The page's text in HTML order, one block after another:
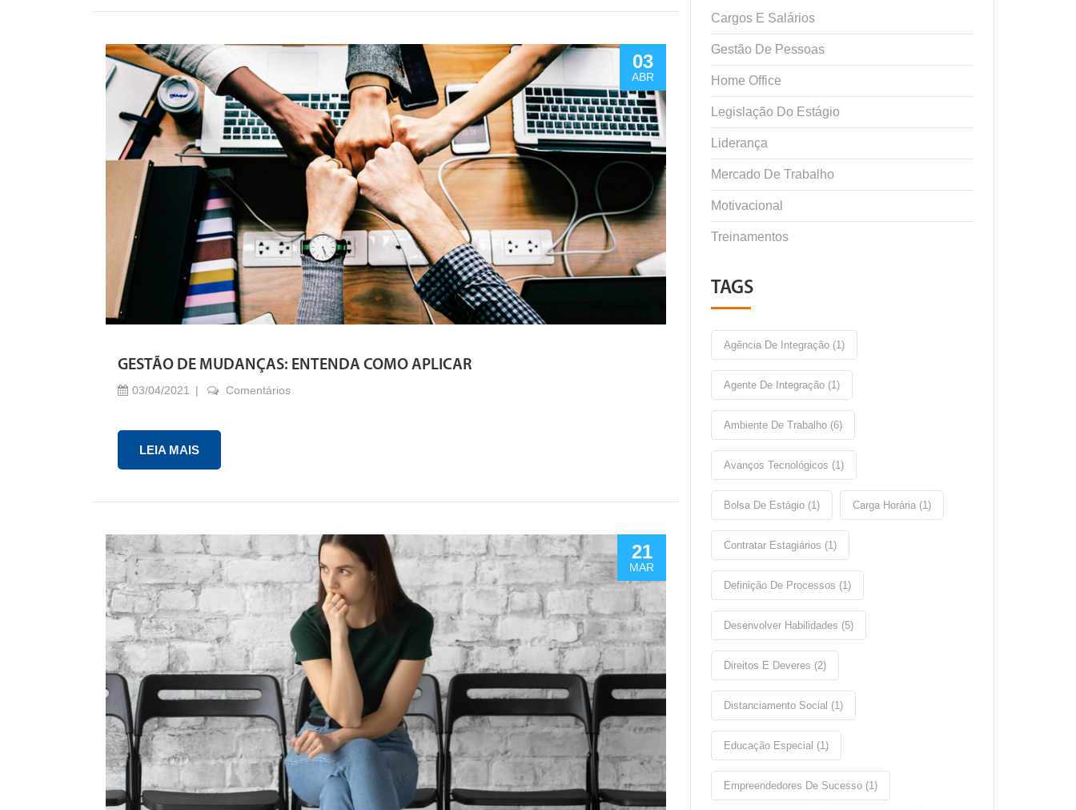
03
ABR
GESTÃO DE MUDANÇAS: ENTENDA COMO APLICAR
03/04/2021 Comentários
LEIA MAIS
21
MAR
Cargos E Salários
Gestão De Pessoas
Home Office
Legislação Do Estágio
Liderança
Mercado De Trabalho
Motivacional
Treinamentos
TAGS
Agência De Integração (1)
Agente De Integração (1)
Ambiente De Trabalho (6)
Avanços Tecnológicos (1)
Bolsa De Estágio (1) Carga Horária (1)
Contratar Estagiários (1)
Definição De Processos (1)
Desenvolver Habilidades (5)
Direitos E Deveres (2)
Distanciamento Social (1)
Educação Especial (1)
Empreendedores De Sucesso (1)